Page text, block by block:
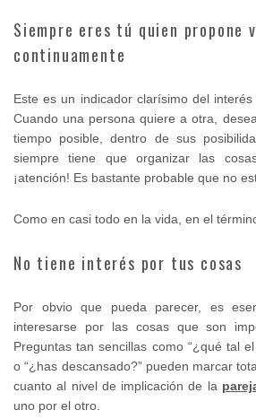
Siempre eres tú quien propone
continuamente
Este es un indicador clarísimo del
Cuando una persona quiere a otra,
tiempo posible, dentro de sus
siempre tiene que organizar las
¡atención! Es bastante probable que no
Como en casi todo en la vida, en el
No tiene interés por tus cosas
Por obvio que pueda parecer, es
interesarse por las cosas que son
Preguntas tan sencillas como “¿qué tal
o “¿has descansado?” pueden marcar
cuanto al nivel de implicación de la
uno por el otro.